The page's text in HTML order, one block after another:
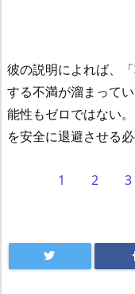
彼の説明によれば、
する不満が溜まって
能性もゼロではない
を安全に退避させる
1 2 3